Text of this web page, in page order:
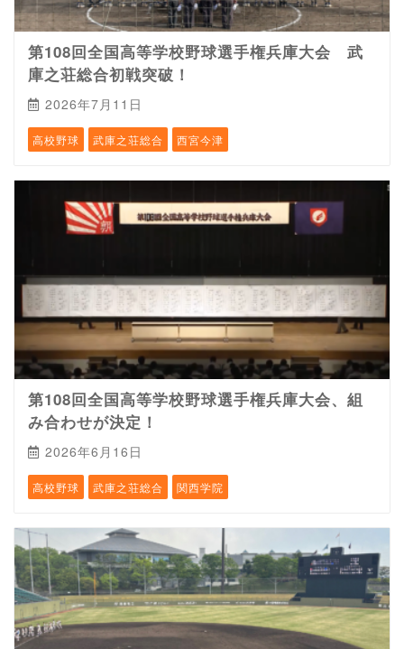
第108回全国高等学校野球選手権兵庫大会 武
庫之荘総合初戦突破！
2026年7月11日
高校野球 武庫之荘総合 西宮今津
第108回全国高等学校野球選手権兵庫大会、組
み合わせが決定！
2026年6月16日
高校野球 武庫之荘総合 関西学院